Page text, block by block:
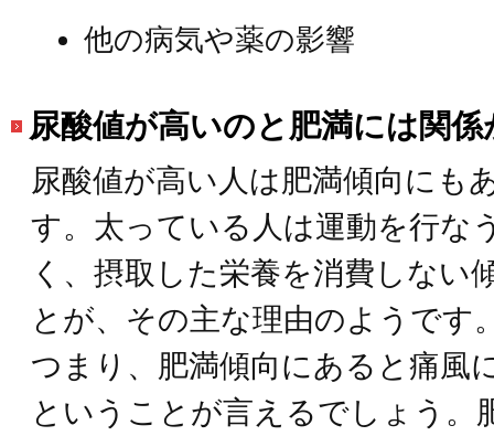
他の病気や薬の影響
尿酸値が高いのと肥満には関
尿酸値が高い人は肥満傾向にも
す。太っている人は運動を行な
く、摂取した栄養を消費しない
とが、その主な理由のようです
つまり、肥満傾向にあると痛風
ということが言えるでしょう。